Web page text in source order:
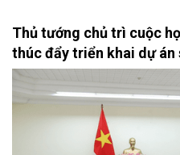
Thủ tướng chủ trì cuộc
thúc đẩy triển khai dự án